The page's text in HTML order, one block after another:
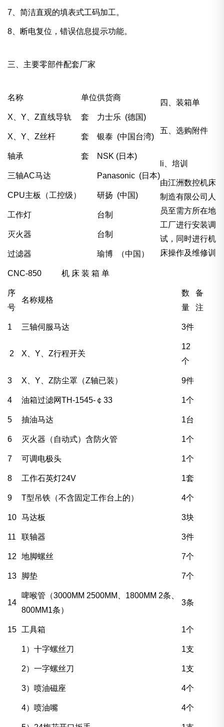
7、简洁直观的填表式工码加工。
8、断电复位，错误信息提示功能。
三、主要零部件配套厂家
名称 单位供货商
X、Y、Z直线导轨 套 力士乐 (德国)
X、Y、Z丝杆 套 银泰 (中国台湾)
轴承 套 NSK (日本)
三轴AC马达 Panasonic (日本)
CPU主板（工控级） 研扬 (中国)
工作灯 台制
灭火器 台制
过滤器 瑜博 （中国）
四、装箱单
CNC-850 机 床 装 箱 单
序
号
名称规格
数
量
备
注
1 三轴伺服马达 3件
2 X、Y、Z行程开关
12
个
3 X、Y、Z防尘罩（Z轴已装） 9件
4 油箱过滤网TH-1545-￠33 1个
5 抽油马达 1台
6 灭火器（自动式）含防火管 1个
7 可调电极头 1个
8 工作石英灯24V 1套
9 T型吊铁（不含固定工作台上的） 4个
10 马达板 3块
11 联轴器 3件
12 地脚螺丝 7个
13 脚垫 7个
14
啤喉管（3000MM 2500MM、1800MM 2条、
800MM1条）
3条
15 工具箱 1个
1）十字螺丝刀 1支
2）一字螺丝刀 1支
3）喷油磁座 4个
4）喷油嘴 4个
五、选购附件
li、培训
由江洲数控机床
制造有限公司人
员至需方所在地
工厂进行安装调
试，同时进行机
床操作及维修训